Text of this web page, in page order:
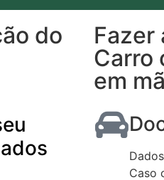
do
Fazer
Carro
em
Caso